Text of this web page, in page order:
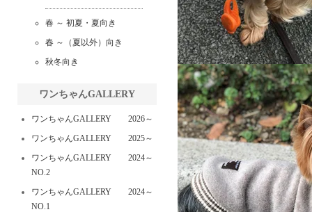
春 ～ 初夏・夏向き
春 ～（夏以外）向き
秋冬向き
ワンちゃんGALLERY
ワンちゃんGALLERY 2026～
ワンちゃんGALLERY 2025～
ワンちゃんGALLERY 2024～
NO.2
ワンちゃんGALLERY 2024～
NO.1